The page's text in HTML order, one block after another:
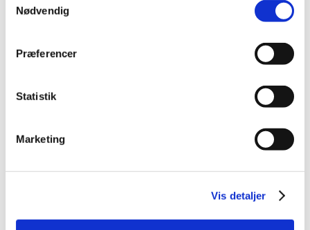
Nødvendig
Præferencer
Statistik
Marketing
Vis detaljer
september (3)
juni (8)
april (7)
februar (3)
2015 (31)